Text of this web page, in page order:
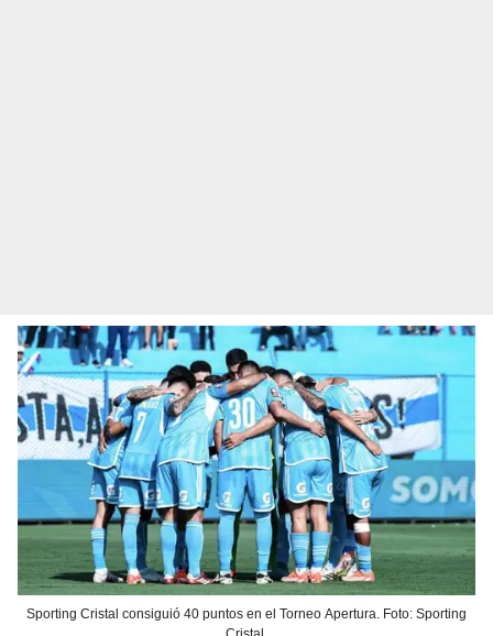
Sporting Cristal consiguió 40 puntos en el Torneo Apertura. Foto: Sporting